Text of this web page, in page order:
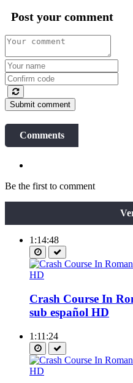
Post your comment
Submit comment
Comments
Be the first to comment
1:14:48
Crash Course In
sub español HD
1:11:24